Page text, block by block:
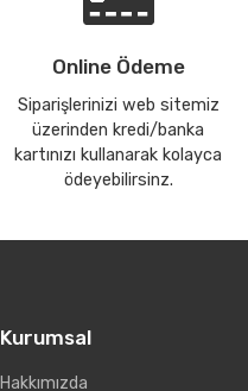
Online Ödeme
Siparişlerinizi web sitemiz
üzerinden kredi/banka
kartınızı kullanarak kolayca
ödeyebilirsinz.
Kurumsal
Hakkımızda